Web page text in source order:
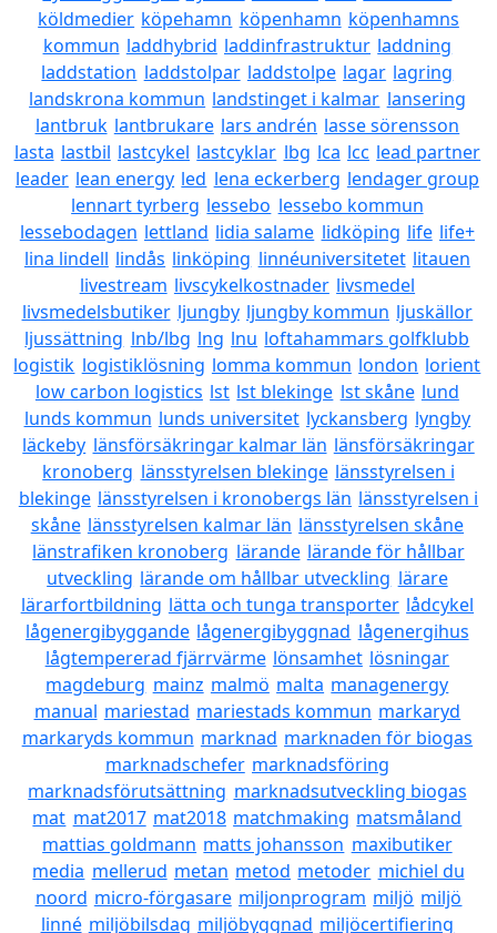
köldmedier köpehamn köpenhamn köpenhamns
kommun laddhybrid laddinfrastruktur laddning
laddstation laddstolpar laddstolpe lagar lagring
landskrona kommun landstinget i kalmar lansering
lantbruk lantbrukare lars andrén lasse sörensson
lasta lastbil lastcykel lastcyklar lbg lca lcc lead partner
leader lean energy led lena eckerberg lendager group
lennart tyrberg lessebo lessebo kommun
lessebodagen lettland lidia salame lidköping life life+
lina lindell lindås linköping linnéuniversitetet litauen
livestream livscykelkostnader livsmedel
livsmedelsbutiker ljungby ljungby kommun ljuskällor
ljussättning lnb/lbg lng lnu loftahammars golfklubb
logistik logistiklösning lomma kommun london lorient
low carbon logistics lst lst blekinge lst skåne lund
lunds kommun lunds universitet lyckansberg lyngby
läckeby länsförsäkringar kalmar län länsförsäkringar
kronoberg länsstyrelsen blekinge länsstyrelsen i
blekinge länsstyrelsen i kronobergs län länsstyrelsen i
skåne länsstyrelsen kalmar län länsstyrelsen skåne
länstrafiken kronoberg lärande lärande för hållbar
utveckling lärande om hållbar utveckling lärare
lärarfortbildning lätta och tunga transporter lådcykel
lågenergibyggande lågenergibyggnad lågenergihus
lågtempererad fjärrvärme lönsamhet lösningar
magdeburg mainz malmö malta managenergy
manual mariestad mariestads kommun markaryd
markaryds kommun marknad marknaden för biogas
marknadschefer marknadsföring
marknadsförutsättning marknadsutveckling biogas
mat mat2017 mat2018 matchmaking matsmåland
mattias goldmann matts johansson maxibutiker
media mellerud metan metod metoder michiel du
noord micro-förgasare miljonprogram miljö miljö
linné miljöbilsdag miljöbyggnad miljöcertifiering